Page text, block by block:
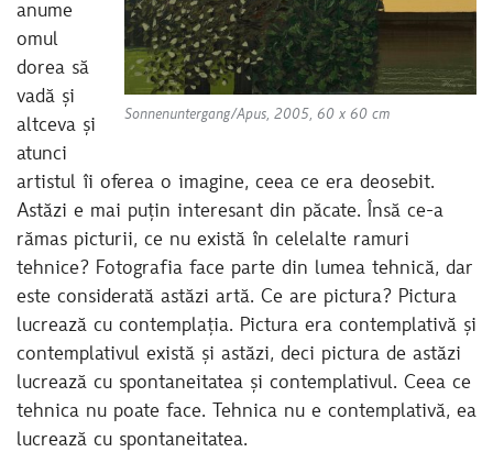
Sonnenuntergang/Apus, 2005, 60 x 60 cm
anume
omul
dorea să
vadă și
altceva și
atunci
artistul îi oferea o imagine, ceea ce era deosebit.
Astăzi e mai puțin interesant din păcate. Însă ce-a
rămas picturii, ce nu există în celelalte ramuri
tehnice? Fotografia face parte din lumea tehnică, dar
este considerată astăzi artă. Ce are pictura? Pictura
lucrează cu contemplația. Pictura era contemplativă și
contemplativul există și astăzi, deci pictura de astăzi
lucrează cu spontaneitatea și contemplativul. Ceea ce
tehnica nu poate face. Tehnica nu e contemplativă, ea
lucrează cu spontaneitatea.